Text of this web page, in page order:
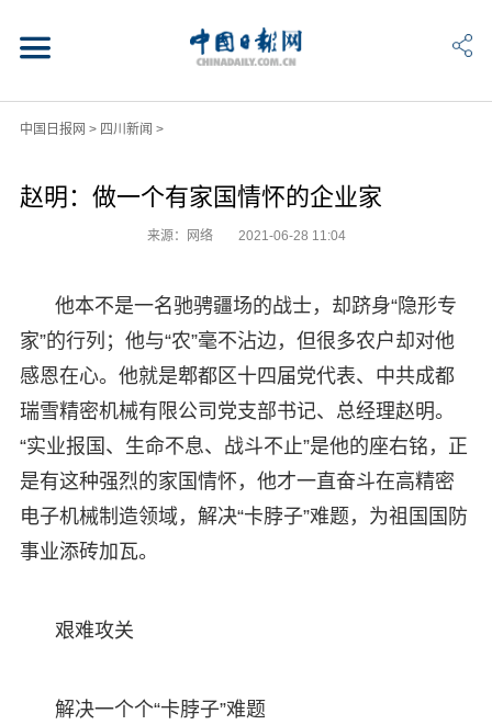
中国日报网 > 四川新闻 >
赵明：做一个有家国情怀的企业家
来源：网络 2021-06-28 11:04
他本不是一名驰骋疆场的战士，却跻身“隐形专
家”的行列；他与“农”毫不沾边，但很多农户却对他
感恩在心。他就是郫都区十四届党代表、中共成都
瑞雪精密机械有限公司党支部书记、总经理赵明。
“实业报国、生命不息、战斗不止”是他的座右铭，正
是有这种强烈的家国情怀，他才一直奋斗在高精密
电子机械制造领域，解决“卡脖子”难题，为祖国国防
事业添砖加瓦。
艰难攻关
解决一个个“卡脖子”难题